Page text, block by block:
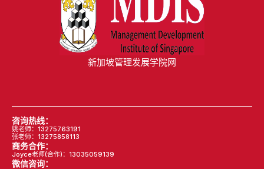
新加坡管理发展学院网
咨询热线：
姚老师：13275763191
张老师：13275858113
商务合作：
Joyce老师(合作)：13035059139
微信咨询：